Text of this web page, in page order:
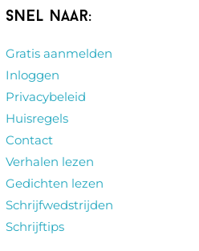
Snel naar:
Gratis aanmelden
Inloggen
Privacybeleid
Huisregels
Contact
Verhalen lezen
Gedichten lezen
Schrijfwedstrijden
Schrijftips